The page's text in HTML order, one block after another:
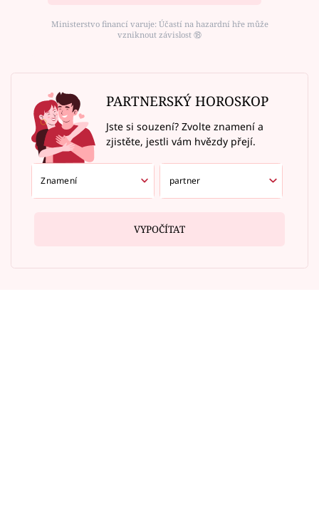
Ministerstvo financí varuje: Účastí na hazardní hře může
vzniknout závislost ⑱
PARTNERSKÝ HOROSKOP
Jste si souzení? Zvolte znamení a
zjistěte, jestli vám hvězdy přejí.
VYPOČÍTAT